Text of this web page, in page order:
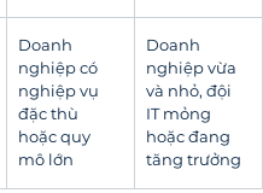
Doanh
nghiệp có
nghiệp vụ
đặc thù
hoặc quy
mô lớn
Doanh
nghiệp vừa
và nhỏ, đội
IT mỏng
hoặc đang
tăng trưởng